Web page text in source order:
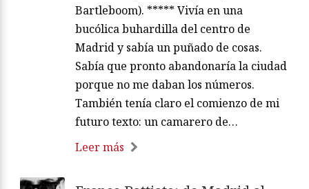
Bartleboom). ***** Vivía en una
bucólica buhardilla del centro de
Madrid y sabía un puñado de cosas.
Sabía que pronto abandonaría la ciudad
porque no me daban los números.
También tenía claro el comienzo de mi
futuro texto: un camarero de…
Leer más